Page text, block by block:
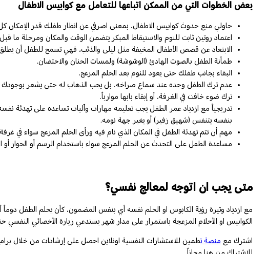
بعض الخطوات التي من الممكن اتباعها للتعامل مع كوابيس الاطفال
حاولي منع حدوث كوابيس الاطفال، بمعنى اصرفي عن انظار طفلك قدر الإمكان
اعتماد روتين ثابت للنوم والاستيقاظ المبكر يتضمن الوقت والمكان ومرحلة ما
الابتعاد عن قصص الأطفال المخيفة مثل ليلى والذئب، فهي تسمح للطفل أن
طمأنة الطفل بالصوت الهادئ (الوشوشة) ولمسات الحنان والاحتضان.
البقاء بجانب طفلك حتى يعود للنوم بعد الحلم المزعج.
عدم ترك الطفل وحده عند سماع صراخه، بل يجب الذهاب له حتى يشعر بوجودك
ترك ضوء خافت في الغرفة، أو إبقاء بابها موارباً.
تدريجياً مع ازدياد عمر الطفل يجب تعليمه مهارات وآليات تساعده على تهدئة
بنفسه يتنفس (شهيق زفير) أو يغير جهة نومه.
مهم أن تتم تهدئة الطفل في المكان الذي نام فيه ورأى الحلم المزعج سواء في
مساعدة الطفل على التحدث عن الحلم المزعج سواء باستخدام الرسم أو الحوار أو
متى يجب ان اتوجه لمعالج نفسي؟
مع ازدياد وتيرة رؤية الكابوس او الحلم نفسه أي بنفس المضمون، كأن يحلم الطفل
الكوابيس او الأحلام المزعجة باستمرار على مدار شهر يستدعي زيارة الأخصائي
اشترك مع منصة تطمين للاستشارات النفسية اونلاين احصل على إرشادات من خلال